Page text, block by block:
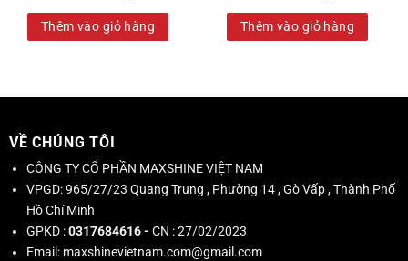
Thêm vào giỏ hàng Thêm vào giỏ hàng
VỀ CHÚNG TÔI
CÔNG TY CỔ PHẦN MAXSHINE VIỆT NAM
VPGD:965/27/23 Quang Trung , Phường 14 , Gò Vấp , Thành Phố
Hồ Chí Minh
GPKD :0317684616 - CN : 27/02/2023
Email: maxshinevietnam.com@gmail.com